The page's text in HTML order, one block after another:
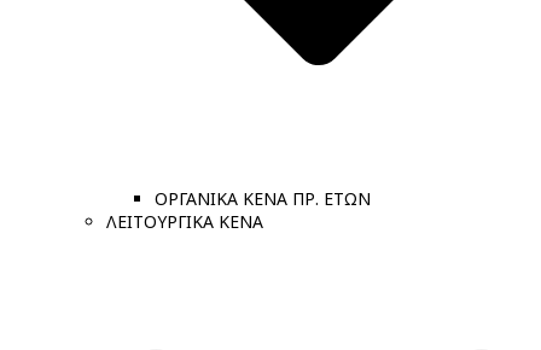
ΟΡΓΑΝΙΚΑ ΚΕΝΑ ΠΡ. ΕΤΩΝ
ΛΕΙΤΟΥΡΓΙΚΑ ΚΕΝΑ